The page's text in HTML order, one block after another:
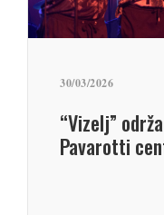
30/03/2026
“Vizelj”
Pavarotti